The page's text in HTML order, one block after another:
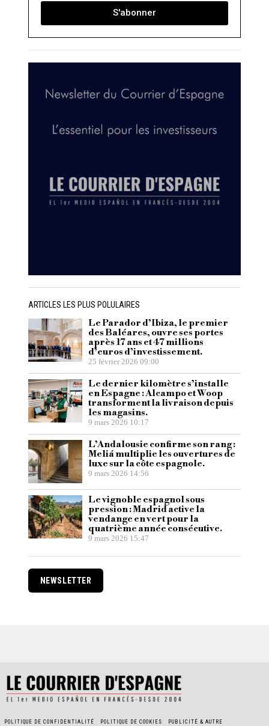
S'abonner
ARTICLES LES PLUS POLULAIRES
Le Parador d’Ibiza, le premier
des Baléares, ouvre ses portes
après 17 ans et 47 millions
d’euros d’investissement.
25 février 2026 09:00
Le dernier kilomètre s’installe
en Espagne : Alcampo et Woop
transforment la livraison depuis
les magasins.
9 mars 2026 10:17
L’Andalousie confirme son rang :
Meliá multiplie les ouvertures de
luxe sur la côte espagnole.
9 mars 2026 14:56
Le vignoble espagnol sous
pression : Madrid active la
vendange en vert pour la
quatrième année consécutive.
9 mars 2026 15:47
NEWSLETTER
POLITIQUE DE CONFIDENTIALITÉ POLITIQUE DE COOKIES PUBLICITÉ & AUTRE